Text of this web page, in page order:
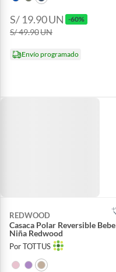
S/ 19.90UN -60%
S/ 49.90UN
Envío programado
REDWOOD
Casaca Polar Reversible Bebe
Niña Redwood
Por TOTTUS